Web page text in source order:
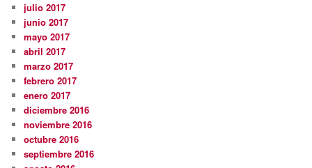
julio 2017
junio 2017
mayo 2017
abril 2017
marzo 2017
febrero 2017
enero 2017
diciembre 2016
noviembre 2016
octubre 2016
septiembre 2016